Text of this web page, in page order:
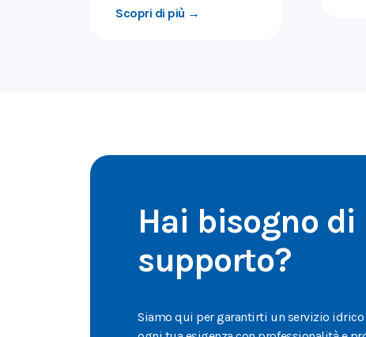
Scopri di più →
Hai bisogno di
supporto?
Siamo qui per garantirti un servizio